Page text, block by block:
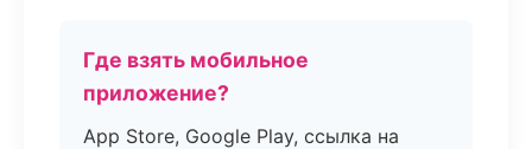
Где взять мобильное
приложение?
App Store, Google Play, ссылка на